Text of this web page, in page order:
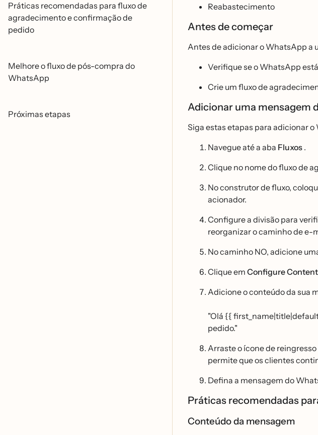
Práticas recomendadas para fluxo de
agradecimento e confirmação de
pedido
Melhore o fluxo de pós-compra do
WhatsApp
Próximas etapas
Reabastecimento
Antes de começar
Antes de adicionar o WhatsApp a
Verifique se o WhatsApp
Crie um fluxo de
Adicionar uma mensagem
Siga estas etapas para adicionar
Navegue até a aba Fluxos .
Clique no nome do fluxo de
No construtor de fluxo,
acionador.
Configure a divisão para
reorganizar o caminho de e-
No caminho NO, adicione
Clique em Configure
Adicione o conteúdo da sua
"Olá {{
pedido."
Arraste o ícone de
permite que os clientes
Defina a mensagem do
Práticas recomendadas
Conteúdo da mensagem